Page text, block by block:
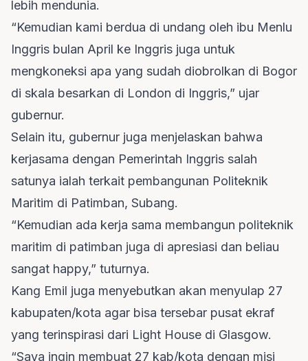
lebih mendunia.
“Kemudian kami berdua di undang oleh ibu Menlu
Inggris bulan April ke Inggris juga untuk
mengkoneksi apa yang sudah diobrolkan di Bogor
di skala besarkan di London di Inggris,” ujar
gubernur.
Selain itu, gubernur juga menjelaskan bahwa
kerjasama dengan Pemerintah Inggris salah
satunya ialah terkait pembangunan Politeknik
Maritim di Patimban, Subang.
“Kemudian ada kerja sama membangun politeknik
maritim di patimban juga di apresiasi dan beliau
sangat happy,” tuturnya.
Kang Emil juga menyebutkan akan menyulap 27
kabupaten/kota agar bisa tersebar pusat ekraf
yang terinspirasi dari Light House di Glasgow.
“Saya ingin membuat 27 kab/kota dengan misi